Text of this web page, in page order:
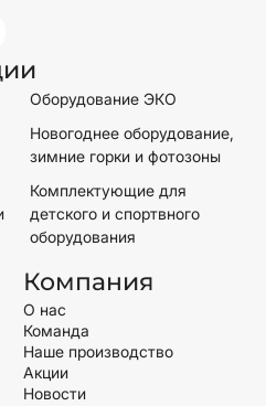
Оборудование ЭКО
Новогоднее оборудование,
зимние горки и фотозоны
Комплектующие для
детского и спортвного
оборудования
Компания
О нас
Команда
Наше производство
Акции
Новости